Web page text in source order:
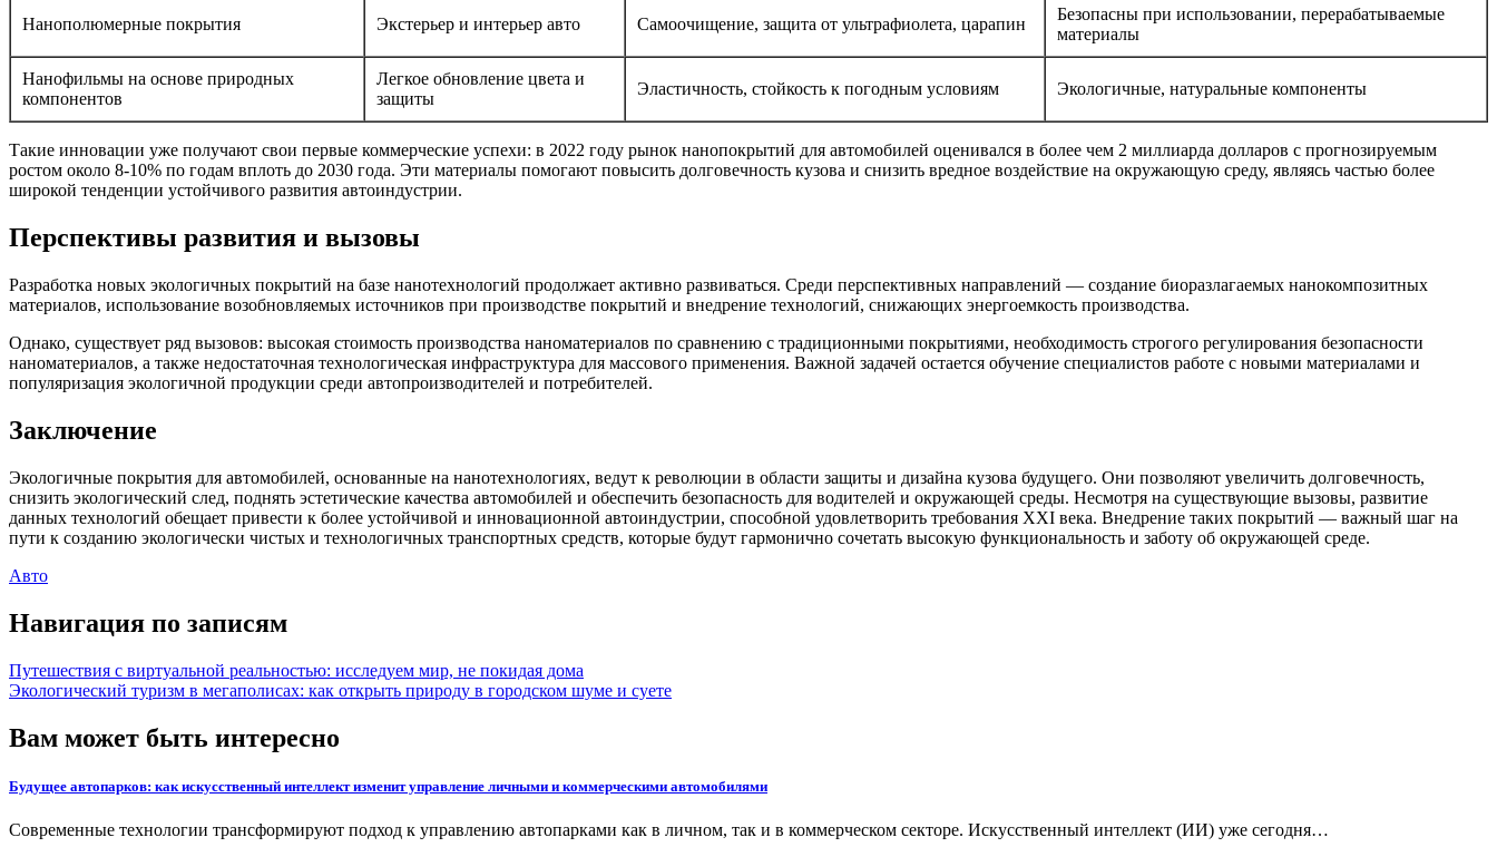
Нанополюмерные покрытия Экстерьер и интерьер авто Самоочищение, защита от ультрафиолета, царапин
Безопасны при использовании, перерабатываемые
материалы
Нанофильмы на основе природных
компонентов
Легкое обновление цвета и
защиты
Эластичность, стойкость к погодным условиям Экологичные, натуральные компоненты
Такие инновации уже получают свои первые коммерческие успехи: в 2022 году рынок нанопокрытий для автомобилей оценивался в более чем 2 миллиарда долларов с прогнозируемым
ростом около 8-10% по годам вплоть до 2030 года. Эти материалы помогают повысить долговечность кузова и снизить вредное воздействие на окружающую среду, являясь частью более
широкой тенденции устойчивого развития автоиндустрии.
Перспективы развития и вызовы
Разработка новых экологичных покрытий на базе нанотехнологий продолжает активно развиваться. Среди перспективных направлений — создание биоразлагаемых нанокомпозитных
материалов, использование возобновляемых источников при производстве покрытий и внедрение технологий, снижающих энергоемкость производства.
Однако, существует ряд вызовов: высокая стоимость производства наноматериалов по сравнению с традиционными покрытиями, необходимость строгого регулирования безопасности
наноматериалов, а также недостаточная технологическая инфраструктура для массового применения. Важной задачей остается обучение специалистов работе с новыми материалами и
популяризация экологичной продукции среди автопроизводителей и потребителей.
Заключение
Экологичные покрытия для автомобилей, основанные на нанотехнологиях, ведут к революции в области защиты и дизайна кузова будущего. Они позволяют увеличить долговечность,
снизить экологический след, поднять эстетические качества автомобилей и обеспечить безопасность для водителей и окружающей среды. Несмотря на существующие вызовы, развитие
данных технологий обещает привести к более устойчивой и инновационной автоиндустрии, способной удовлетворить требования XXI века. Внедрение таких покрытий — важный шаг на
пути к созданию экологически чистых и технологичных транспортных средств, которые будут гармонично сочетать высокую функциональность и заботу об окружающей среде.
Авто
Навигация по записям
Путешествия с виртуальной реальностью: исследуем мир, не покидая дома
Экологический туризм в мегаполисах: как открыть природу в городском шуме и суете
Вам может быть интересно
Будущее автопарков: как искусственный интеллект изменит управление личными и коммерческими автомобилями
Современные технологии трансформируют подход к управлению автопарками как в личном, так и в коммерческом секторе. Искусственный интеллект (ИИ) уже сегодня…